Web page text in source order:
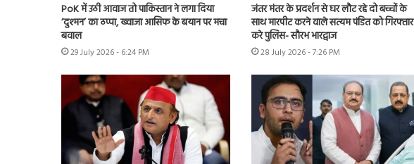
PoK में उठी आवाज तो पाकिस्तान ने लगा दिया
‘दुश्मन’ का ठप्पा, ख्वाजा आसिफ के बयान पर मचा
बवाल
29 July 2026 - 6:24 PM
जंतर मंतर के प्रदर्शन से घर लौट रहे दो बच्चों के
साथ मारपीट करने वाले सत्यम पंडित को गिरफ्तार
करे पुलिस- सौरभ भारद्वाज
28 July 2026 - 7:26 PM